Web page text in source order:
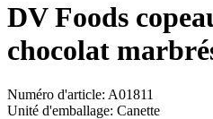
DV Foods
chocolat
Numéro d'article: A01811
Unité d'emballage: Canette